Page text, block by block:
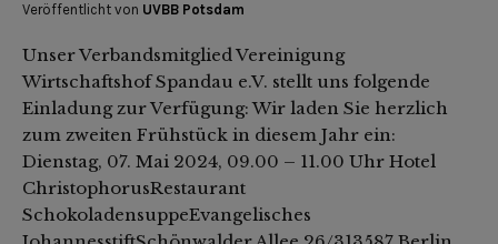
Veröffentlicht von UVBB Potsdam
Unser Verbandsmitglied Vereinigung
Wirtschaftshof Spandau e.V. stellt uns folgende
Einladung zur Verfügung: Wir laden Sie herzlich
zum zweiten Frühstück in diesem Jahr ein:
Dienstag, 07. Mai 2024, 09.00 – 11.00 Uhr Hotel
ChristophorusRestaurant
SchokoladensuppeEvangelisches